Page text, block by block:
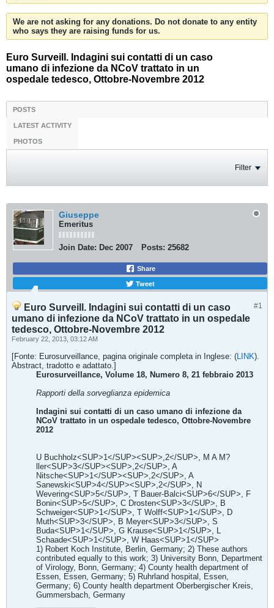
We are not asking for any donations. Do not donate to any entity
who says they are raising funds for us.
Euro Surveill. Indagini sui contatti di un caso
umano di infezione da NCoV trattato in un
ospedale tedesco, Ottobre-Novembre 2012
POSTS
LATEST ACTIVITY
PHOTOS
Filter
Giuseppe
Emeritus
Join Date: Dec 2007 Posts: 25682
Share
Tweet
#1
Euro Surveill. Indagini sui contatti di un caso
umano di infezione da NCoV trattato in un ospedale
tedesco, Ottobre-Novembre 2012
February 22, 2013, 03:12 AM
[Fonte: Eurosurveillance, pagina originale completa in Inglese: (LINK).
Abstract, tradotto e adattato.]
Eurosurveillance, Volume 18, Numero 8, 21 febbraio 2013
Rapporti della sorveglianza epidemica
Indagini sui contatti di un caso umano di infezione da
NCoV trattato in un ospedale tedesco, Ottobre-Novembre
2012
U Buchholz<SUP>1</SUP><SUP>,2</SUP>, M A M?
ller<SUP>3</SUP><SUP>,2</SUP>, A
Nitsche<SUP>1</SUP><SUP>,2</SUP>, A
Sanewski<SUP>4</SUP><SUP>,2</SUP>, N
Wevering<SUP>5</SUP>, T Bauer-Balci<SUP>6</SUP>, F
Bonin<SUP>5</SUP>, C Drosten<SUP>3</SUP>, B
Schweiger<SUP>1</SUP>, T Wolff<SUP>1</SUP>, D
Muth<SUP>3</SUP>, B Meyer<SUP>3</SUP>, S
Buda<SUP>1</SUP>, G Krause<SUP>1</SUP>, L
Schaade<SUP>1</SUP>, W Haas<SUP>1</SUP>
1) Robert Koch Institute, Berlin, Germany; 2) These authors
contributed equally to this work; 3) University Bonn, Department
of Virology, Bonn, Germany; 4) County health department of
Essen, Essen, Germany; 5) Ruhrland hospital, Essen,
Germany; 6) County health department Oberbergischer Kreis,
Gummersbach, Germany